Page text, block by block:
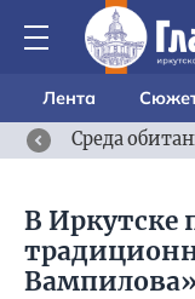
Лента
Среда
В Иркутске